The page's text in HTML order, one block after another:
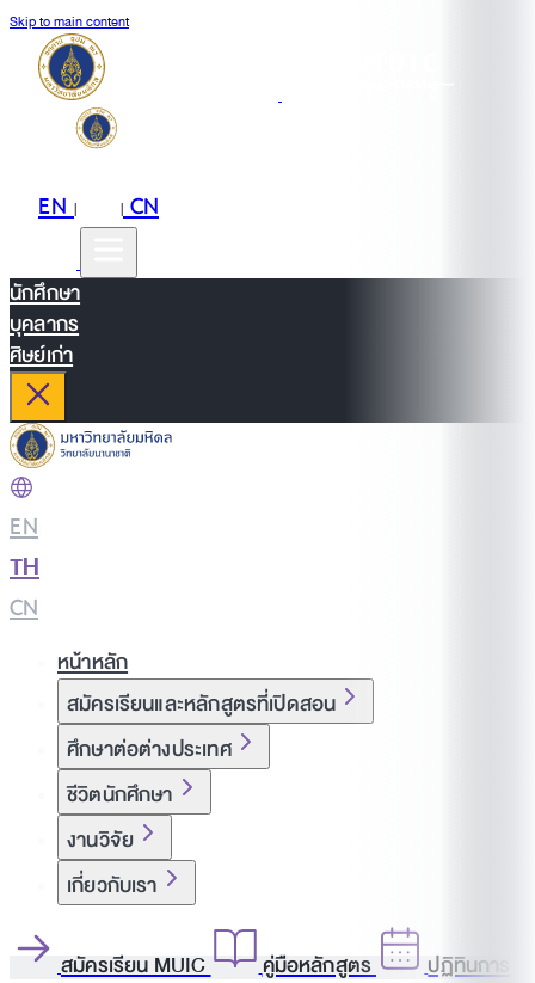
Skip to main content
EN| |CN
นักศึกษา
บุคลากร
ศิษย์เก่า
EN
TH
CN
หน้าหลัก
สมัครเรียนและหลักสูตรที่เปิดสอน
ศึกษาต่อต่างประเทศ
ชีวิตนักศึกษา
งานวิจัย
เกี่ยวกับเรา
สมัครเรียน MUIC คู่มือหลักสูตร
ปฏิทินการ